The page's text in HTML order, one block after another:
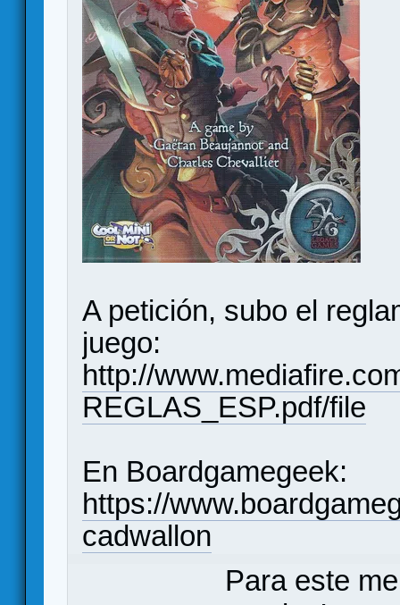
A petición, subo el
juego:
http://
REGLAS_ESP.pdf/file
En Boardgamegeek:
https://
cadwallon
Para este